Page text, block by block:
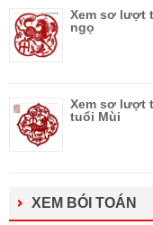
Xem sơ lượt
ngọ
Xem sơ lượt
tuổi Mùi
XEM BÓI TOÁN